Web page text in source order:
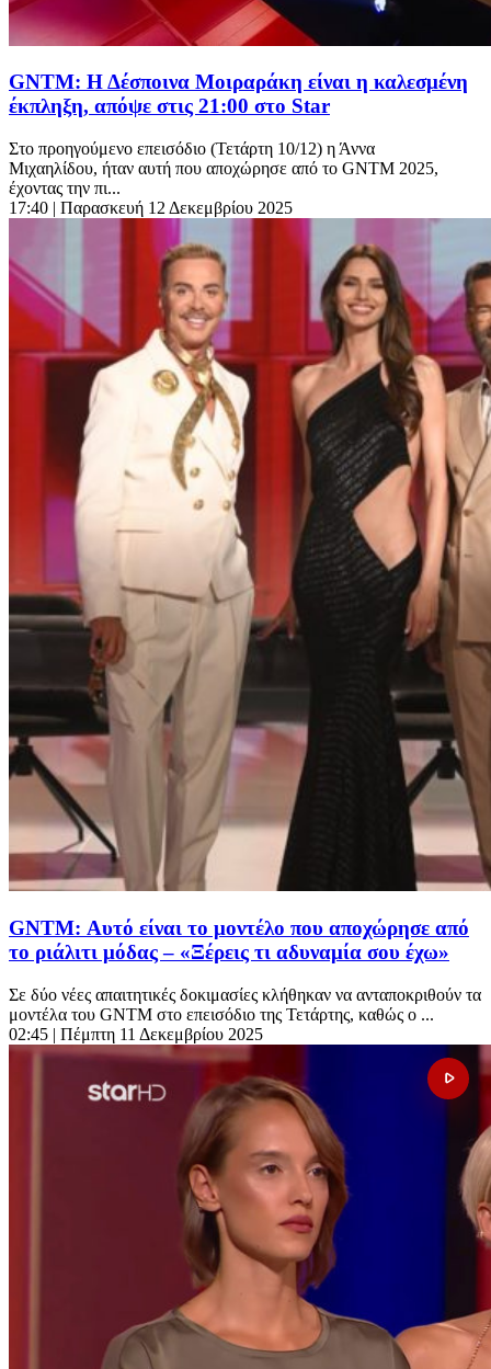
GNTM: Η Δέσποινα Μοιραράκη είναι η καλεσμένη
έκπληξη, απόψε στις 21:00 στο Star
Στο προηγούμενο επεισόδιο (Τετάρτη 10/12) η Άννα
Μιχαηλίδου, ήταν αυτή που αποχώρησε από το GNTM 2025,
έχοντας την πι...
17:40 | Παρασκευή 12 Δεκεμβρίου 2025
GNTM: Αυτό είναι το μοντέλο που αποχώρησε από
το ριάλιτι μόδας – «Ξέρεις τι αδυναμία σου έχω»
Σε δύο νέες απαιτητικές δοκιμασίες κλήθηκαν να ανταποκριθούν τα
μοντέλα του GNTM στο επεισόδιο της Τετάρτης, καθώς ο ...
02:45 | Πέμπτη 11 Δεκεμβρίου 2025